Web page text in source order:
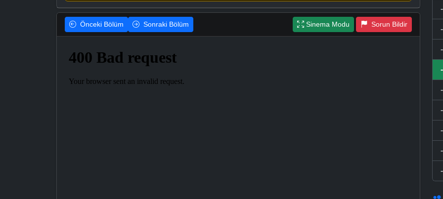
Önceki Bölüm Sonraki Bölüm Sinema Modu Sorun Bildir